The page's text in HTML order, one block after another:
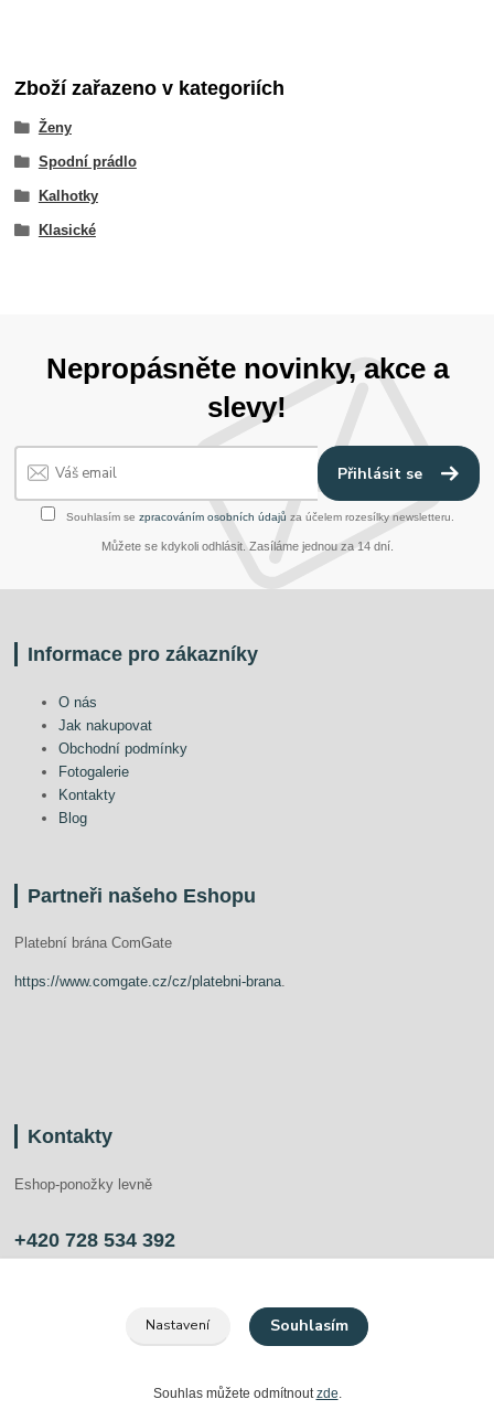
Zboží zařazeno v kategoriích
Ženy
Spodní prádlo
Kalhotky
Klasické
Nepropásněte novinky, akce a
slevy!
Přihlásit se
Souhlasím se zpracováním osobních údajů za účelem rozesílky newsletteru.
Můžete se kdykoli odhlásit. Zasíláme jednou za 14 dní.
Informace pro zákazníky
O nás
Jak nakupovat
Obchodní podmínky
Fotogalerie
Kontakty
Blog
Partneři našeho Eshopu
Platební brána ComGate
https://www.comgate.cz/cz/platebni-brana.
Kontakty
Eshop-ponožky levně
+420 728 534 392
Nastavení Souhlasím
Souhlas můžete odmítnoutzde.